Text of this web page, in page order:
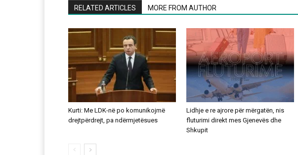
RELATED ARTICLES MORE FROM AUTHOR
Kurti: Me LDK-në po komunikojmë
drejtpërdrejt, pa ndërmjetësues
Lidhje e re ajrore për mërgatën, nis
fluturimi direkt mes Gjenevës dhe
Shkupit